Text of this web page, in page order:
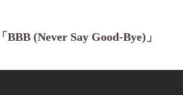
BBB (Never Say Good-Bye)」